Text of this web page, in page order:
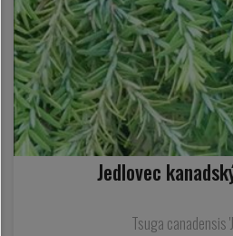
Jedlovec
Tsuga canadensis